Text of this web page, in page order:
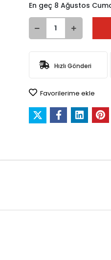
En geç 8 Ağustos
Hızlı Gönderi
Favorilerime ekle